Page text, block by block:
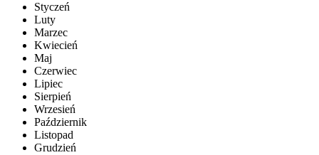
Styczeń
Luty
Marzec
Kwiecień
Maj
Czerwiec
Lipiec
Sierpień
Wrzesień
Październik
Listopad
Grudzień